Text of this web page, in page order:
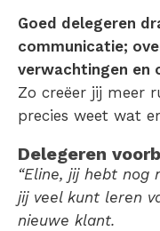
Goed delegeren
communicatie;
verwachtingen en
Zo creëer jij meer
precies weet wat
Delegeren
“Eline, jij hebt nog
jij veel kunt leren
nieuwe klant.